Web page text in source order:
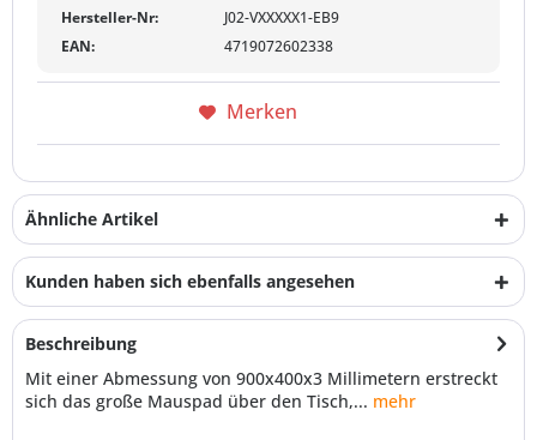
Hersteller-Nr:
J02-VXXXXX1-EB9
EAN:
4719072602338
Merken
Ähnliche Artikel
Kunden haben sich ebenfalls angesehen
Beschreibung
Mit einer Abmessung von 900x400x3 Millimetern erstreckt
sich das große Mauspad über den Tisch,... mehr